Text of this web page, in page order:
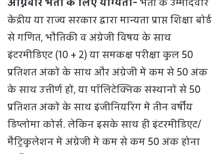
केंद्रीय या राज्य सरकार द्वारा मान्यता प्राप्त शिक्षा बोर्ड
से गणित, भौतिकी व अंग्रेजी विषय के साथ
इंटरमीडिएट (10 + 2) या समकक्ष परीक्षा कुल 50
प्रतिशत अंकों के साथ और अंग्रेजी में कम से 50 अंक
के साथ उत्तीर्ण हों, या पॉलिटेक्निक संस्थानों से 50
प्रतिशत अंकों के साथ इंजीनियरिंग में तीन वर्षीय
डिप्लोमा कोर्स. लेकिन इसके साथ ही इंटरमीडिएट/
मैट्रिकुलेशन में अंग्रेजी में कम से कम 50 अंक होना